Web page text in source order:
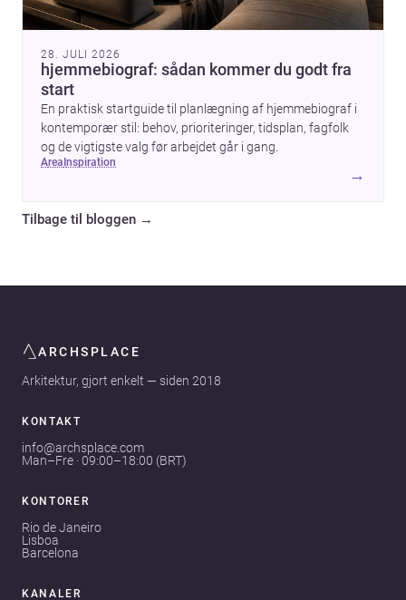
28. JULI 2026
hjemmebiograf: sådan kommer du godt fra
start
En praktisk startguide til planlægning af hjemmebiograf i
kontemporær stil: behov, prioriteringer, tidsplan, fagfolk
og de vigtigste valg før arbejdet går i gang.
area inspiration
→
Tilbage til bloggen →
ARCHSPLACE
Arkitektur, gjort enkelt — siden 2018
KONTAKT
info@archsplace.com
Man–Fre · 09:00–18:00 (BRT)
KONTORER
Rio de Janeiro
Lisboa
Barcelona
KANALER